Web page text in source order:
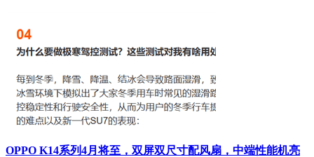
OPPO K14系列4月将至，双屏双尺寸配风扇，中端性能机亮